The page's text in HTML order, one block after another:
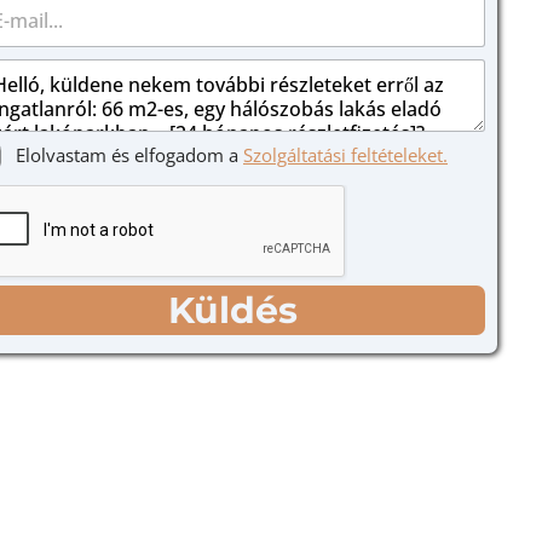
Elolvastam és elfogadom a Szolgáltatási feltételeket.
Küldés